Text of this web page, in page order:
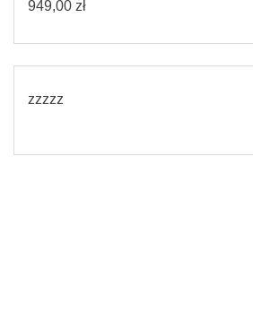
949,00 zł
zzzzz